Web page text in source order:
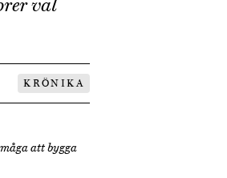
väl
KRÖNIKA
att bygga